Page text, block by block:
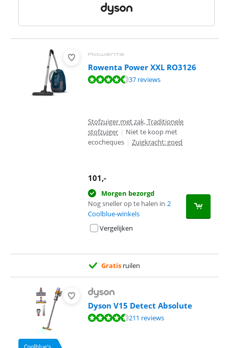
Rowenta Power XXL RO3126
Beoordeling is 8,6 van de 10, gebaseerd op 37 reviews.
37 reviews
Stofzuiger met zak, Traditionele
stofzuiger | Niet te koop met
ecocheques | Zuigkracht: goed
101,-
Morgen bezorgd
Nog sneller op te halen in 2
Coolblue-winkels
Vergelijken
Gratis ruilen
Dyson V15 Detect Absolute
Beoordeling is 8,7 van de 10, gebaseerd op 211 reviews.
211 reviews